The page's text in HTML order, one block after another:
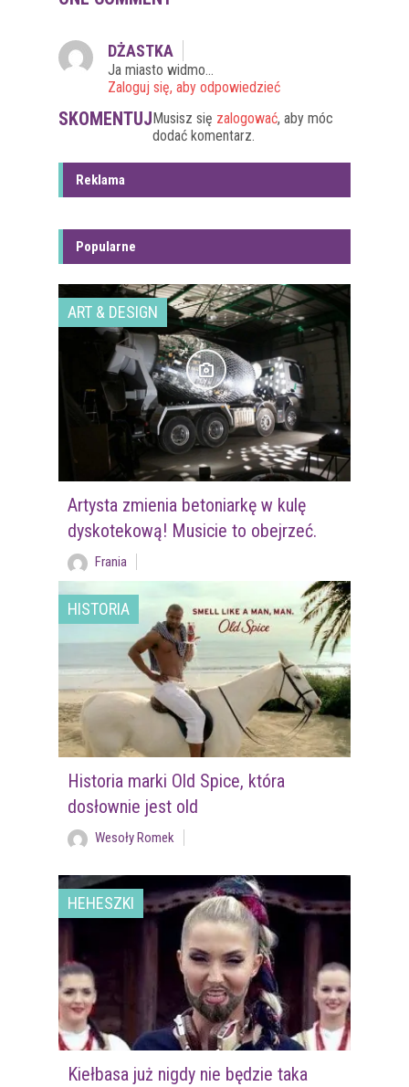
DŻASTKA
Ja miasto widmo…
Zaloguj się, aby odpowiedzieć
SKOMENTUJ Musisz się zalogować, aby móc
dodać komentarz.
Reklama
Popularne
ART & DESIGN
Artysta zmienia betoniarkę w kulę
dyskotekową! Musicie to obejrzeć.
Frania
HISTORIA
Historia marki Old Spice, która
dosłownie jest old
Wesoły Romek
HEHESZKI
Kiełbasa już nigdy nie będzie taka